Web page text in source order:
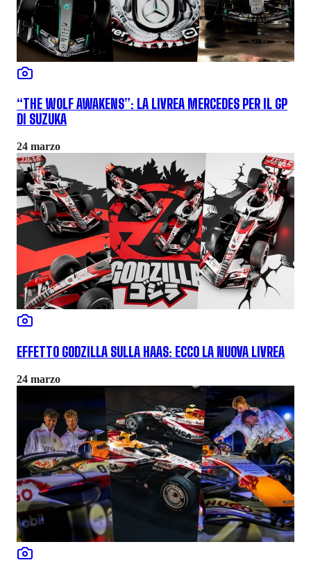
“THE WOLF AWAKENS”: LA LIVREA MERCEDES PER IL GP
DI SUZUKA
24 marzo
EFFETTO GODZILLA SULLA HAAS: ECCO LA NUOVA LIVREA
24 marzo